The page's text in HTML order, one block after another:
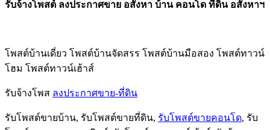
รับจ้างโพสต์ ลงประกาศขาย อสังหา บ้าน คอนโด ที่ดิน อสังหาฯ
โพสต์บ้านเดี่ยว โพสต์บ้านจัดสรร โพสต์บ้านมือสอง โพสต์ทาวน์
โฮม โพสต์ทาวน์เฮ้าส์
รับจ้างโพส ลงประกาศขาย-ที่ดิน
รับโพสต์ขายบ้าน, รับโพสต์ขายที่ดิน, รับโพสต์ขายคอนโด, รับ